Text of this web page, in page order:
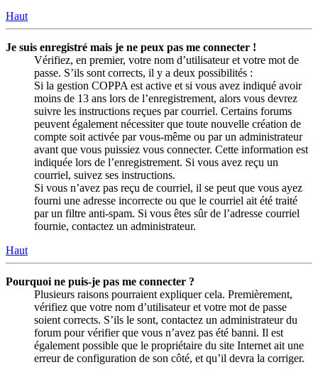
Haut
Je suis enregistré mais je ne peux pas me connecter !
Vérifiez, en premier, votre nom d’utilisateur et votre mot de
passe. S’ils sont corrects, il y a deux possibilités :
Si la gestion COPPA est active et si vous avez indiqué avoir
moins de 13 ans lors de l’enregistrement, alors vous devrez
suivre les instructions reçues par courriel. Certains forums
peuvent également nécessiter que toute nouvelle création de
compte soit activée par vous-même ou par un administrateur
avant que vous puissiez vous connecter. Cette information est
indiquée lors de l’enregistrement. Si vous avez reçu un
courriel, suivez ses instructions.
Si vous n’avez pas reçu de courriel, il se peut que vous ayez
fourni une adresse incorrecte ou que le courriel ait été traité
par un filtre anti-spam. Si vous êtes sûr de l’adresse courriel
fournie, contactez un administrateur.
Haut
Pourquoi ne puis-je pas me connecter ?
Plusieurs raisons pourraient expliquer cela. Premièrement,
vérifiez que votre nom d’utilisateur et votre mot de passe
soient corrects. S’ils le sont, contactez un administrateur du
forum pour vérifier que vous n’avez pas été banni. Il est
également possible que le propriétaire du site Internet ait une
erreur de configuration de son côté, et qu’il devra la corriger.